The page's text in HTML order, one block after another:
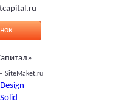
»
SiteMaket.ru
Solid